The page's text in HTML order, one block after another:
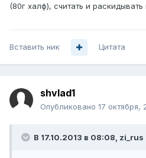
(80г халф), считать и
Вставить ник Цитата
shvlad1
Опубликовано 17 октября,
В 17.10.2013 в 08:08, zi_rus